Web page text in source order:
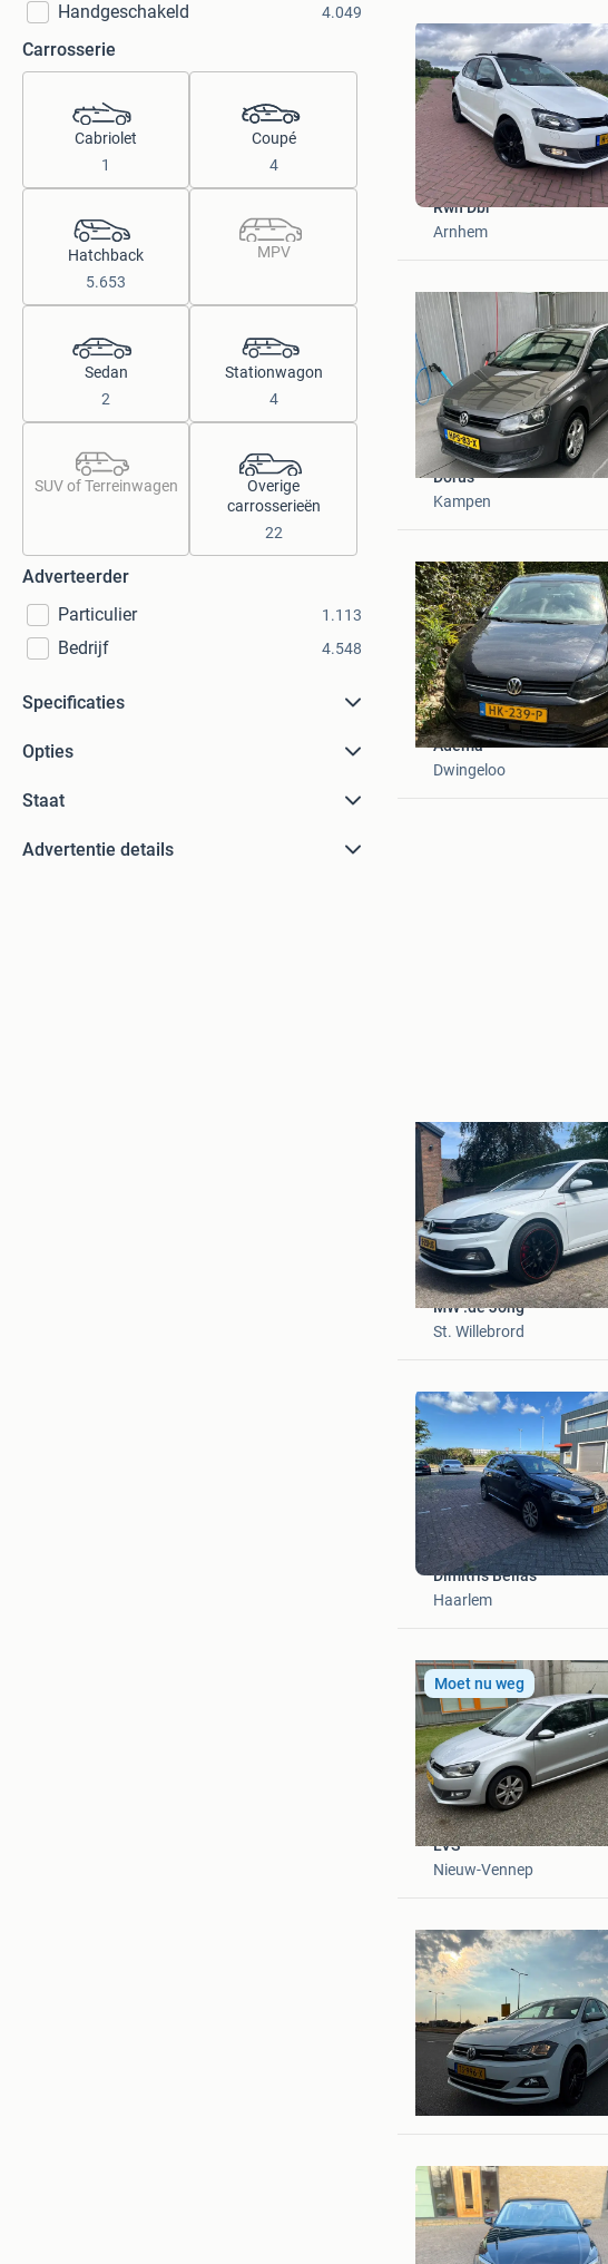
Handgeschakeld 4.049
Carrosserie
Cabriolet
1
Coupé
4
Hatchback
5.653
MPV
Sedan
2
Stationwagon
4
SUV of Terreinwagen
Overige
carrosserieën
22
Adverteerder
Particulier
1.113
Bedrijf 4.548
Specificaties
Opties
Staat
Advertentie details
Rwn Dbr
Arnhem
Dorus
Kampen
Adema
Dwingeloo
MW .de Jong
St. Willebrord
Dimitris Bellas
Haarlem
Moet nu weg
LVS
Nieuw-Vennep
Wesley De wilde
Waddinxveen